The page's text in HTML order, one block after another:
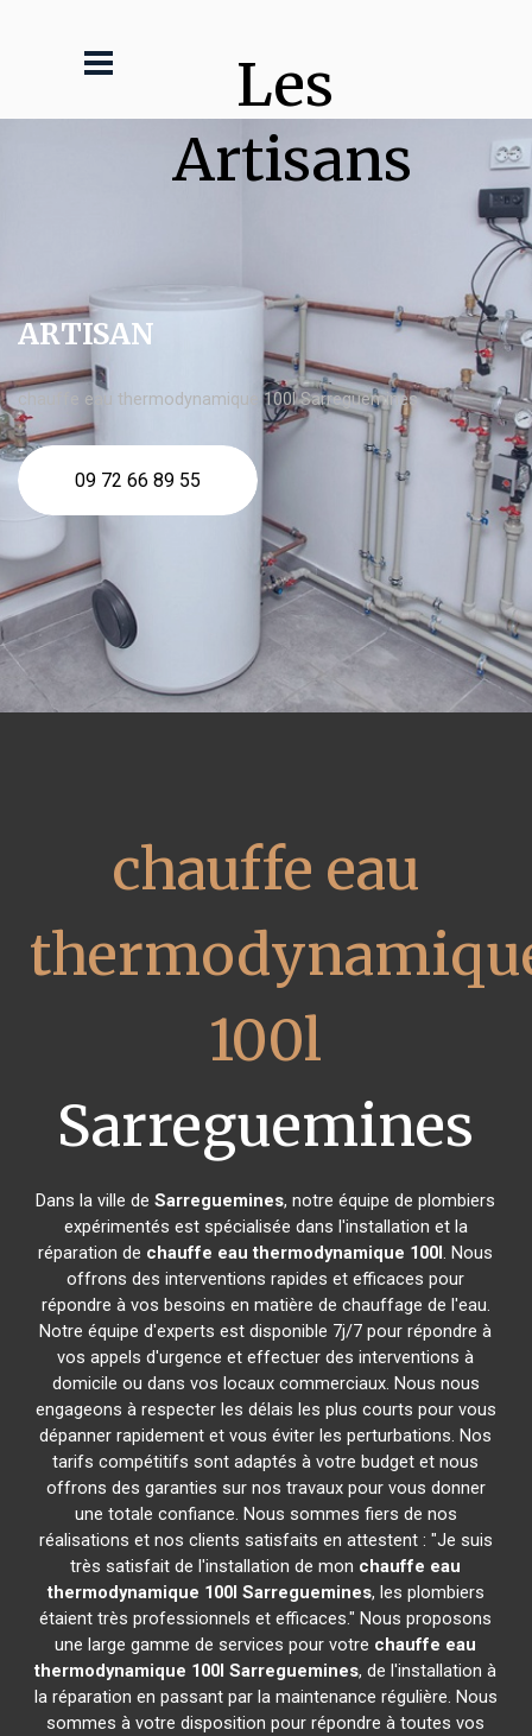
Les
Artisans
ARTISAN
chauffe eau thermodynamique 100l Sarreguemines
09 72 66 89 55
chauffe eau
100l
Sarreguemines
Dans la ville deSarreguemines, notre équipe de plombiers
expérimentés est spécialisée dans l'installation et la
réparation de chauffe eau thermodynamique 100l. Nous
offrons des interventions rapides et efficaces pour
répondre à vos besoins en matière de chauffage de l'eau.
Notre équipe d'experts est disponible 7j/7 pour répondre à
vos appels d'urgence et effectuer des interventions à
domicile ou dans vos locaux commerciaux. Nous nous
engageons à respecter les délais les plus courts pour vous
dépanner rapidement et vous éviter les perturbations. Nos
tarifs compétitifs sont adaptés à votre budget et nous
offrons des garanties sur nos travaux pour vous donner
une totale confiance. Nous sommes fiers de nos
réalisations et nos clients satisfaits en attestent : "Je suis
très satisfait de l'installation de mon chauffe eau
thermodynamique 100l Sarreguemines, les plombiers
étaient très professionnels et efficaces." Nous proposons
une large gamme de services pour votre chauffe eau
thermodynamique 100l Sarreguemines, de l'installation à
la réparation en passant par la maintenance régulière. Nous
sommes à votre disposition pour répondre à toutes vos